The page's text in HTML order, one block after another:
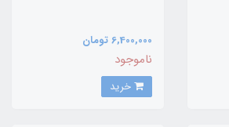
6,400,000 تومان
ناموجود